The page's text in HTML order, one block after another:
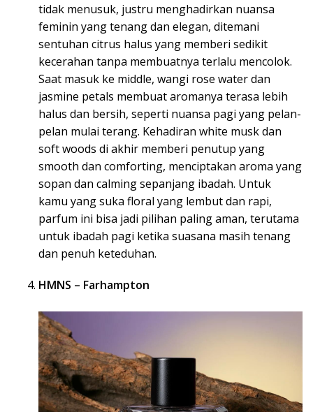
tidak menusuk, justru menghadirkan nuansa
feminin yang tenang dan elegan, ditemani
sentuhan citrus halus yang memberi sedikit
kecerahan tanpa membuatnya terlalu mencolok.
Saat masuk ke middle, wangi rose water dan
jasmine petals membuat aromanya terasa lebih
halus dan bersih, seperti nuansa pagi yang pelan-
pelan mulai terang. Kehadiran white musk dan
soft woods di akhir memberi penutup yang
smooth dan comforting, menciptakan aroma yang
sopan dan calming sepanjang ibadah. Untuk
kamu yang suka floral yang lembut dan rapi,
parfum ini bisa jadi pilihan paling aman, terutama
untuk ibadah pagi ketika suasana masih tenang
dan penuh keteduhan.
HMNS – Farhampton